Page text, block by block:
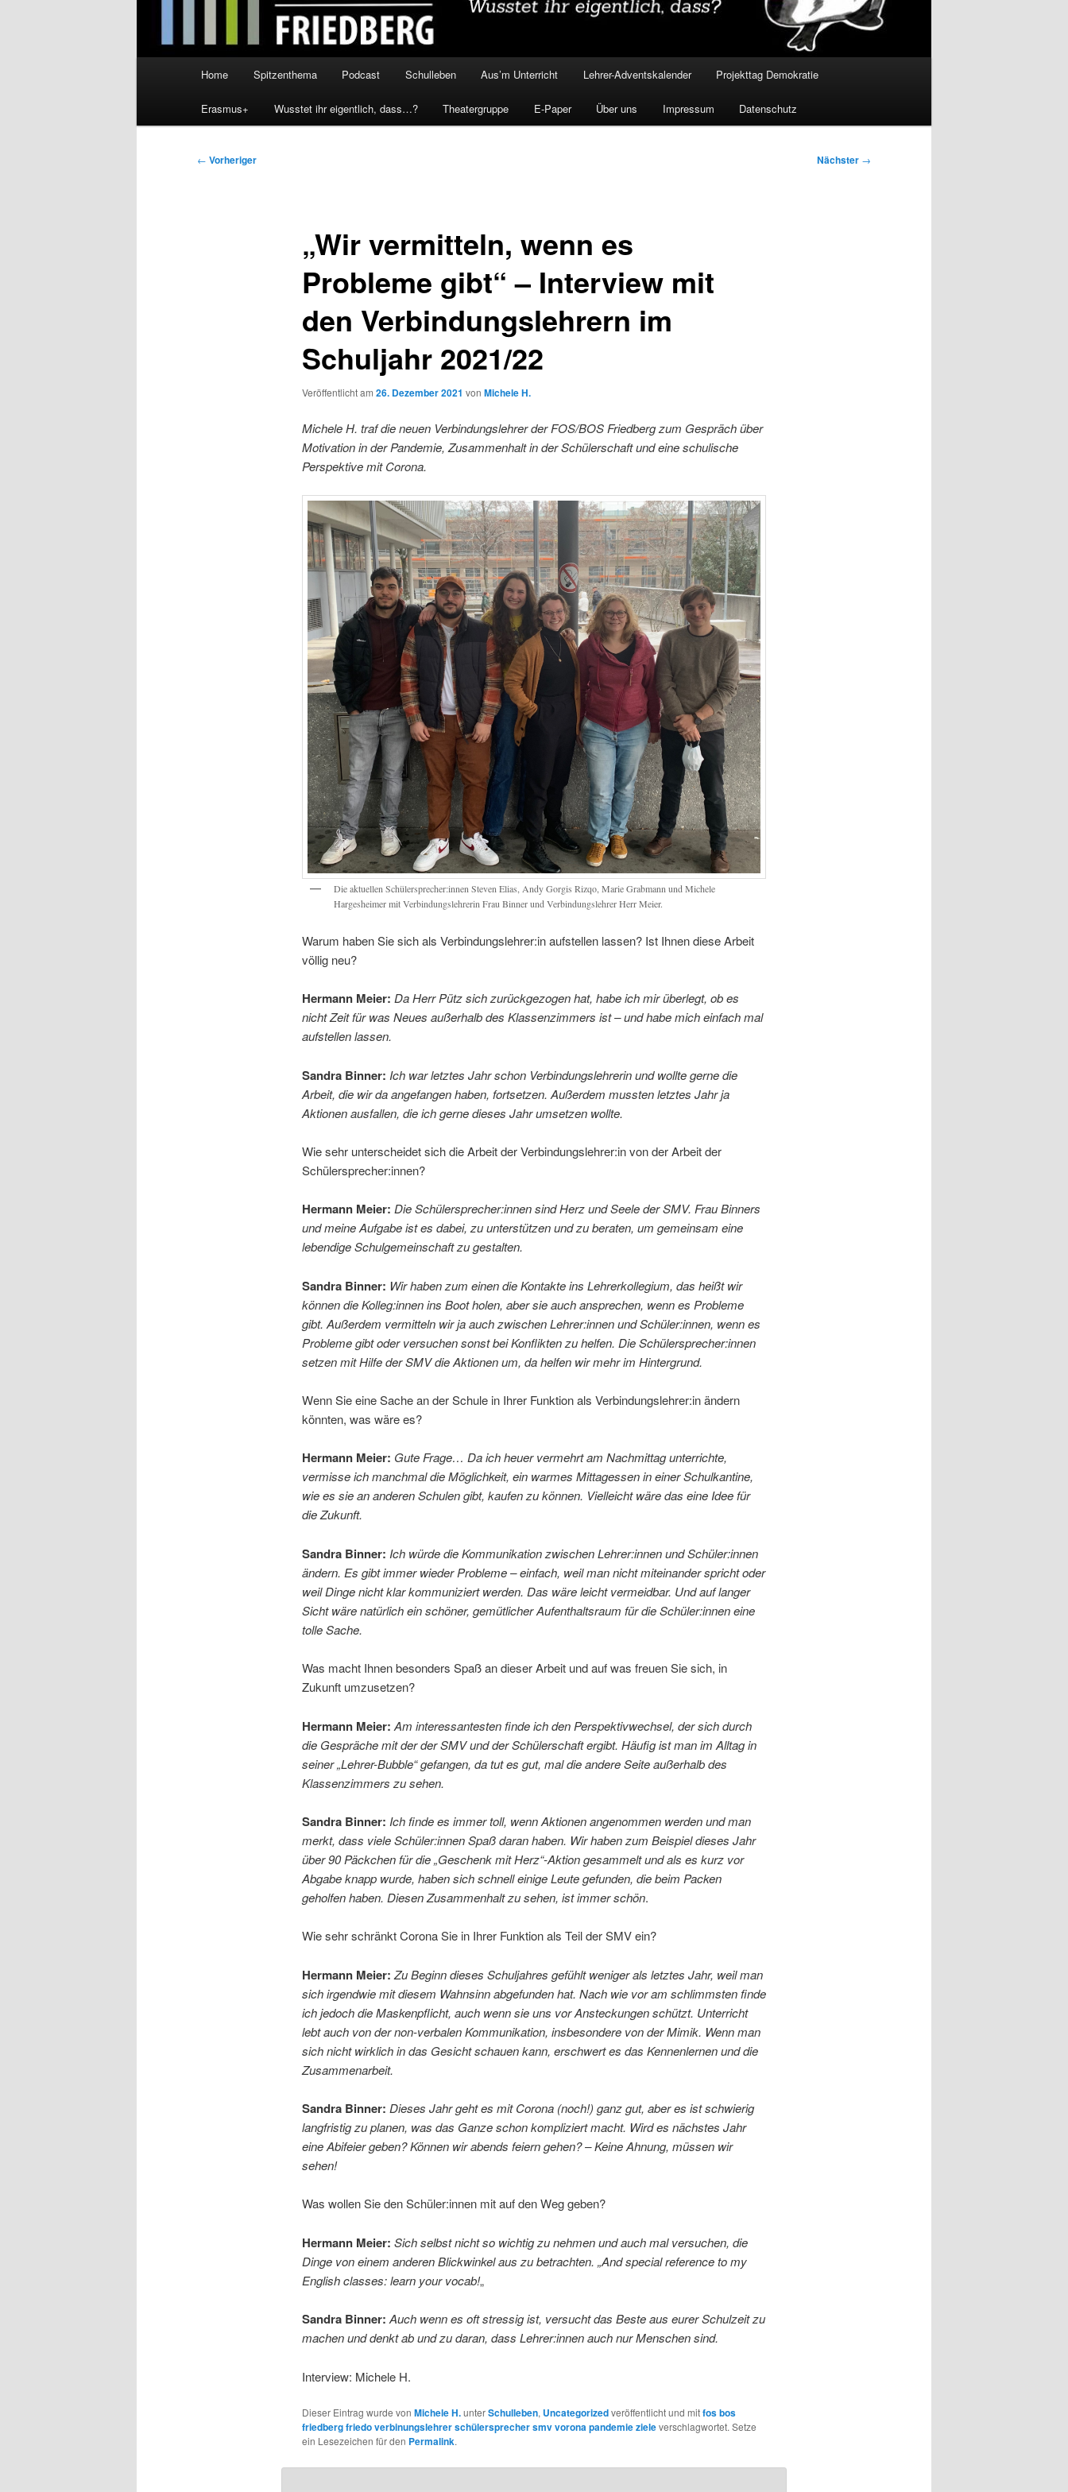
Home Spitzenthema Podcast Schulleben Aus’m Unterricht Lehrer-Adventskalender Projekttag Demokratie
Erasmus+ Wusstet ihr eigentlich, dass…? Theatergruppe E-Paper Über uns Impressum Datenschutz
Beitragsnavigation
← Vorheriger Nächster →
„Wir vermitteln, wenn es
Probleme gibt“ – Interview mit
den Verbindungslehrern im
Schuljahr 2021/22
Veröffentlicht am 26. Dezember 2021 von Michele H.
Michele H. traf die neuen Verbindungslehrer der FOS/BOS Friedberg zum Gespräch über
Motivation in der Pandemie, Zusammenhalt in der Schülerschaft und eine schulische
Perspektive mit Corona.
Die aktuellen Schülersprecher:innen Steven Elias, Andy Gorgis Rizqo, Marie Grabmann und Michele
Hargesheimer mit Verbindungslehrerin Frau Binner und Verbindungslehrer Herr Meier.
Warum haben Sie sich als Verbindungslehrer:in aufstellen lassen? Ist Ihnen diese Arbeit
völlig neu?
Hermann Meier: Da Herr Pütz sich zurückgezogen hat, habe ich mir überlegt, ob es
nicht Zeit für was Neues außerhalb des Klassenzimmers ist – und habe mich einfach mal
aufstellen lassen.
Sandra Binner: Ich war letztes Jahr schon Verbindungslehrerin und wollte gerne die
Arbeit, die wir da angefangen haben, fortsetzen. Außerdem mussten letztes Jahr ja
Aktionen ausfallen, die ich gerne dieses Jahr umsetzen wollte.
Wie sehr unterscheidet sich die Arbeit der Verbindungslehrer:in von der Arbeit der
Schülersprecher:innen?
Hermann Meier: Die Schülersprecher:innen sind Herz und Seele der SMV. Frau Binners
und meine Aufgabe ist es dabei, zu unterstützen und zu beraten, um gemeinsam eine
lebendige Schulgemeinschaft zu gestalten.
Sandra Binner: Wir haben zum einen die Kontakte ins Lehrerkollegium, das heißt wir
können die Kolleg:innen ins Boot holen, aber sie auch ansprechen, wenn es Probleme
gibt. Außerdem vermitteln wir ja auch zwischen Lehrer:innen und Schüler:innen, wenn es
Probleme gibt oder versuchen sonst bei Konflikten zu helfen. Die Schülersprecher:innen
setzen mit Hilfe der SMV die Aktionen um, da helfen wir mehr im Hintergrund.
Wenn Sie eine Sache an der Schule in Ihrer Funktion als Verbindungslehrer:in ändern
könnten, was wäre es?
Hermann Meier: Gute Frage… Da ich heuer vermehrt am Nachmittag unterrichte,
vermisse ich manchmal die Möglichkeit, ein warmes Mittagessen in einer Schulkantine,
wie es sie an anderen Schulen gibt, kaufen zu können. Vielleicht wäre das eine Idee für
die Zukunft.
Sandra Binner: Ich würde die Kommunikation zwischen Lehrer:innen und Schüler:innen
ändern. Es gibt immer wieder Probleme – einfach, weil man nicht miteinander spricht oder
weil Dinge nicht klar kommuniziert werden. Das wäre leicht vermeidbar. Und auf langer
Sicht wäre natürlich ein schöner, gemütlicher Aufenthaltsraum für die Schüler:innen eine
tolle Sache.
Was macht Ihnen besonders Spaß an dieser Arbeit und auf was freuen Sie sich, in
Zukunft umzusetzen?
Hermann Meier: Am interessantesten finde ich den Perspektivwechsel, der sich durch
die Gespräche mit der der SMV und der Schülerschaft ergibt. Häufig ist man im Alltag in
seiner „Lehrer-Bubble“ gefangen, da tut es gut, mal die andere Seite außerhalb des
Klassenzimmers zu sehen.
Sandra Binner: Ich finde es immer toll, wenn Aktionen angenommen werden und man
merkt, dass viele Schüler:innen Spaß daran haben. Wir haben zum Beispiel dieses Jahr
über 90 Päckchen für die „Geschenk mit Herz“-Aktion gesammelt und als es kurz vor
Abgabe knapp wurde, haben sich schnell einige Leute gefunden, die beim Packen
geholfen haben. Diesen Zusammenhalt zu sehen, ist immer schön.
Wie sehr schränkt Corona Sie in Ihrer Funktion als Teil der SMV ein?
Hermann Meier: Zu Beginn dieses Schuljahres gefühlt weniger als letztes Jahr, weil man
sich irgendwie mit diesem Wahnsinn abgefunden hat. Nach wie vor am schlimmsten finde
ich jedoch die Maskenpflicht, auch wenn sie uns vor Ansteckungen schützt. Unterricht
lebt auch von der non-verbalen Kommunikation, insbesondere von der Mimik. Wenn man
sich nicht wirklich in das Gesicht schauen kann, erschwert es das Kennenlernen und die
Zusammenarbeit.
Sandra Binner: Dieses Jahr geht es mit Corona (noch!) ganz gut, aber es ist schwierig
langfristig zu planen, was das Ganze schon kompliziert macht. Wird es nächstes Jahr
eine Abifeier geben? Können wir abends feiern gehen? – Keine Ahnung, müssen wir
sehen!
Was wollen Sie den Schüler:innen mit auf den Weg geben?
Hermann Meier: Sich selbst nicht so wichtig zu nehmen und auch mal versuchen, die
Dinge von einem anderen Blickwinkel aus zu betrachten. „And special reference to my
English classes: learn your vocab!„
Sandra Binner: Auch wenn es oft stressig ist, versucht das Beste aus eurer Schulzeit zu
machen und denkt ab und zu daran, dass Lehrer:innen auch nur Menschen sind.
Interview: Michele H.
Dieser Eintrag wurde von Michele H.unterSchulleben, Uncategorizedveröffentlicht und mitfos bos
friedberg friedo verbinungslehrer schülersprecher smv vorona pandemie zieleverschlagwortet. Setze
ein Lesezeichen für den Permalink.